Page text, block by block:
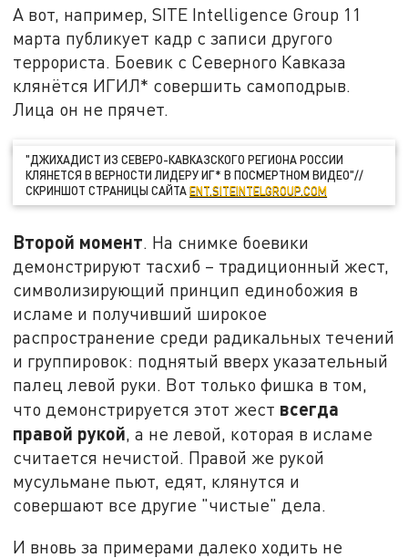
А вот, например, SITE Intelligence Group 11
марта публикует кадр с записи другого
террориста. Боевик с Северного Кавказа
клянётся ИГИЛ* совершить самоподрыв.
Лица он не прячет.
"ДЖИХАДИСТ ИЗ СЕВЕРО-КАВКАЗСКОГО РЕГИОНА РОССИИ
КЛЯНЕТСЯ В ВЕРНОСТИ ЛИДЕРУ ИГ* В ПОСМЕРТНОМ ВИДЕО"//
СКРИНШОТ СТРАНИЦЫ САЙТАENT.SITEINTELGROUP.COM
Второй момент. На снимке боевики
демонстрируют тасхиб – традиционный жест,
символизирующий принцип единобожия в
исламе и получивший широкое
распространение среди радикальных течений
и группировок: поднятый вверх указательный
палец левой руки. Вот только фишка в том,
что демонстрируется этот жест всегда
правой рукой, а не левой, которая в исламе
считается нечистой. Правой же рукой
мусульмане пьют, едят, клянутся и
совершают все другие "чистые" дела.
И вновь за примерами далеко ходить не